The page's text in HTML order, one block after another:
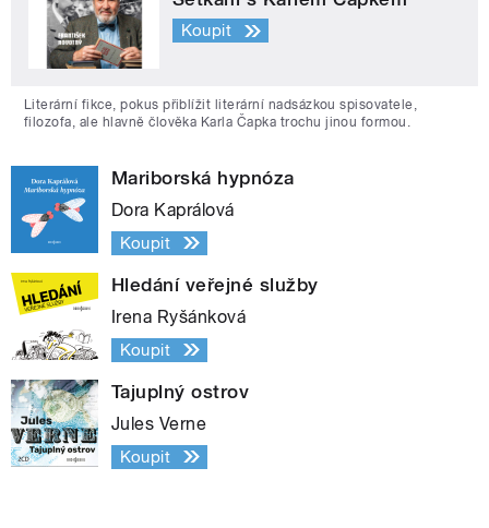
Koupit
Literární fikce, pokus přiblížit literární nadsázkou spisovatele,
filozofa, ale hlavně člověka Karla Čapka trochu jinou formou.
Mariborská hypnóza
Dora Kaprálová
Koupit
Hledání veřejné služby
Irena Ryšánková
Koupit
Tajuplný ostrov
Jules Verne
Koupit